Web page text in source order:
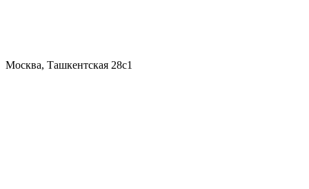
Москва, Ташкентская 28с1